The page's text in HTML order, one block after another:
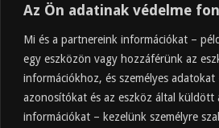
Az Ön adatinak védelme
Mi és a partnereink információkat –
egy eszközön vagy hozzáférünk az
információkhoz, és személyes adatokat
azonosítókat és az eszköz által küldött
információkat – kezelünk személyre